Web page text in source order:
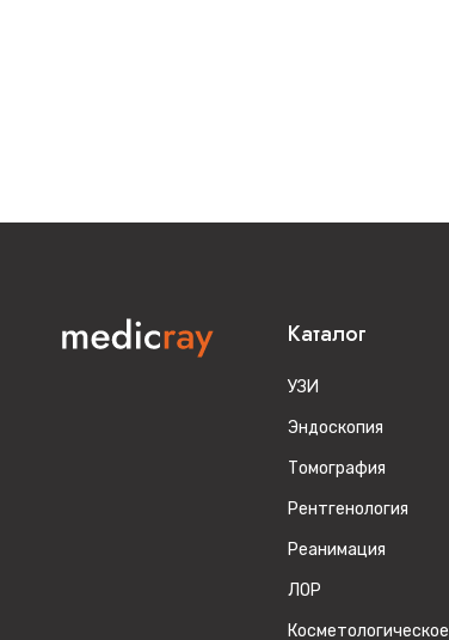
Каталог
УЗИ
Эндоскопия
Томография
Рентгенология
Реанимация
ЛОР
Косметологическое